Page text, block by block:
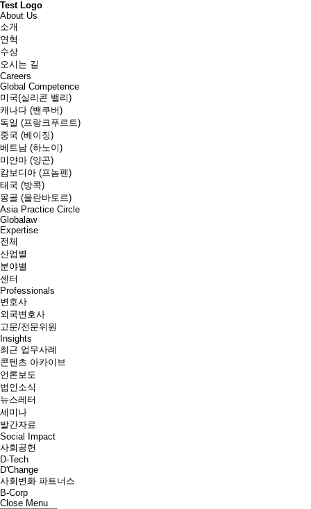
Test Logo
About Us
소개
연혁
수상
오시는 길
Careers
Global Competence
미국(실리콘 밸리)
캐나다 (밴쿠버)
독일 (프랑크푸르트)
중국 (베이징)
베트남 (하노이)
미얀마 (양곤)
캄보디아 (프놈펜)
태국 (방콕)
몽골 (울란바토르)
Asia Practice Circle
Globalaw
Expertise
전체
산업별
분야별
센터
Professionals
변호사
외국변호사
고문/전문위원
Insights
최근 업무사례
콘텐츠 아카이브
언론보도
법인소식
뉴스레터
세미나
발간자료
Social Impact
사회공헌
D-Tech
D'Change
사회변화 파트너스
B-Corp
Close Menu